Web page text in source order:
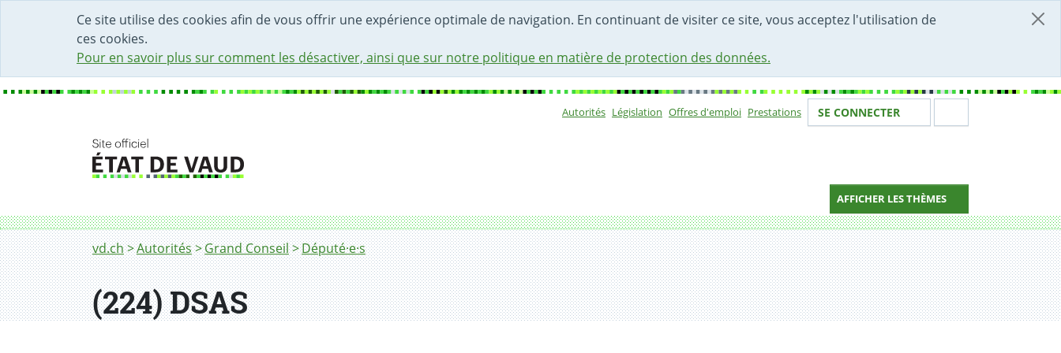
Ce site utilise des cookies afin de vous offrir une expérience optimale de navigation. En continuant de visiter ce site, vous acceptez l'utilisation de
ces cookies.
Pour en savoir plus sur comment les désactiver, ainsi que sur notre politique en matière de protection des données.
DÉBUT DU CONTENU DE LA PAGE
ACCÈS AU CHAMP DE RECHERCHE
PAGE D'ACCUEIL
FORMULAIRE DE CONTACT
Autorités Législation Offres d'emploi Prestations Votre identité
SE CONNECTER
AFFICHER LES THÈMES
Fil d'Ariane
vd.ch Autorités Grand Conseil Député·e·s
(224) DSAS